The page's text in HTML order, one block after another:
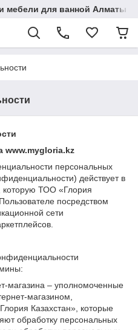
мебели для ванной Алматы •
www.mygloria.kz
персональных
действует в
ТОО «Глория
посредством
сети
магазина – уполномоченные
магазином,
Казахстан», которые
обработку персональных